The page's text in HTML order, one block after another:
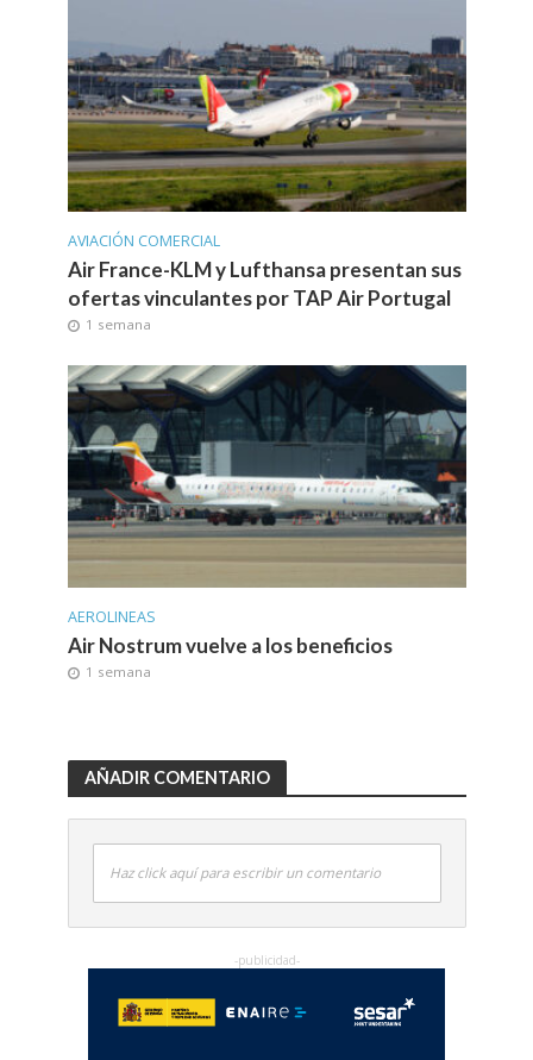
AVIACIÓN COMERCIAL
Air France-KLM y Lufthansa presentan sus
ofertas vinculantes por TAP Air Portugal
1 semana
AEROLINEAS
Air Nostrum vuelve a los beneficios
1 semana
AÑADIR COMENTARIO
Haz click aquí para escribir un comentario